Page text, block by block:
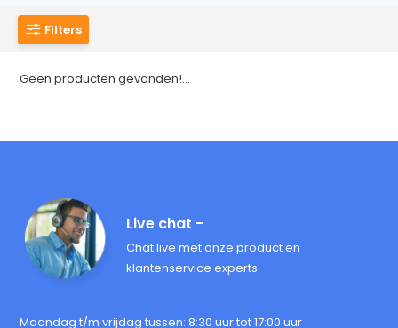
Filters
Geen producten gevonden!...
Live chat -
Chat live met onze product en
klantenservice experts
Maandag t/m vrijdag tussen: 8:30 uur tot 17:00 uur